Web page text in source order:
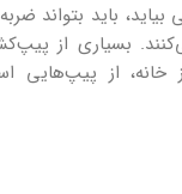
باید بتواند
بسیاری از
از پیپ‌هایی